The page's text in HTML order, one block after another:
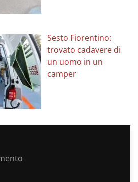
Sesto Fiorentino:
trovato cadavere di
un uomo in un
camper